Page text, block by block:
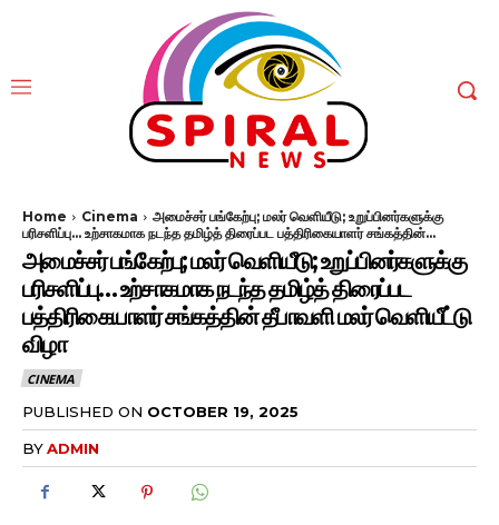
Home Cinema
அமைச்சர் பங்கேற்பு; மலர் வெளியீடு; உறுப்பினர்களுக்கு
பரிசளிப்பு... உற்சாகமாக நடந்த தமிழ்த் திரைப்பட பத்திரிகையாளர் சங்கத்தின்...
அமைச்சர் பங்கேற்பு; மலர் வெளியீடு; உறுப்பினர்களுக்கு
பரிசளிப்பு… உற்சாகமாக நடந்த தமிழ்த் திரைப்பட
பத்திரிகையாளர் சங்கத்தின் தீபாவளி மலர் வெளியீட்டு
விழா
CINEMA
PUBLISHED ON OCTOBER 19, 2025
BYADMIN